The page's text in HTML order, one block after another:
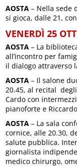
AOSTA – Nella sede
si gioca, dalle 21,
VENERDÌ 25
AOSTA – La
all’incontro per
il dialogo attraverso
AOSTA – Il salone
20.45, al recital
Cardo con
pianoforte e
AOSTA – La sala
cornice, alle 20.30,
salute pubblica.
giornalista
medico chirurgo,